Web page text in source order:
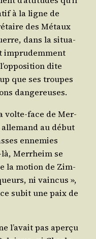
à la ligne de
des Métaux
dans la situa­
impru­dem­ment
dite
que ses troupes
dangereuses.
volte-face de Mer­
au début
enne­mies
Mer­rheim se
la motion de Zim­
ni vain­cus »,
subit une paix de
l’a­vait pas aper­çu